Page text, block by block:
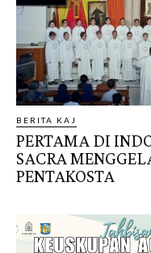
BERITA KAJ
PERTAMA DI
SACRA
PENTAKOSTA